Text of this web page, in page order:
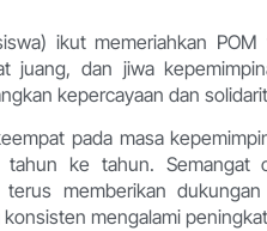
ikut memeriahkan
juang, dan jiwa
kepercayaan dan
pada masa
ke tahun. Semangat
memberikan
mengalami